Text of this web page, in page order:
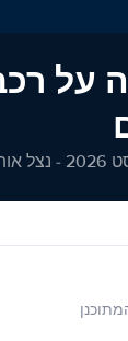
הנחה